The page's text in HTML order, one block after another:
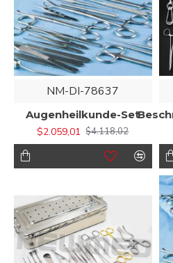
NM-DI-78637
Augenheilkunde-Set
$2.059,01 $4.118,02